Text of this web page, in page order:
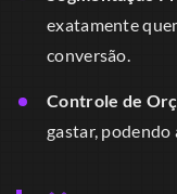
exatamente
conversão.
Controle de
gastar, podendo